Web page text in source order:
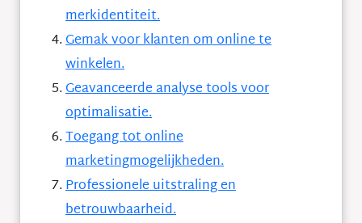
merkidentiteit.
Gemak voor klanten om online te
winkelen.
Geavanceerde analyse tools voor
optimalisatie.
Toegang tot online
marketingmogelijkheden.
Professionele uitstraling en
betrouwbaarheid.